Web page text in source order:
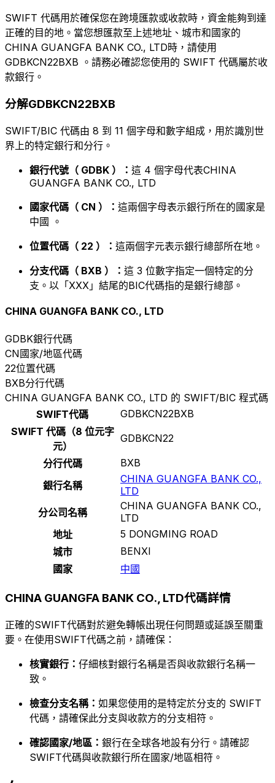
SWIFT 代碼用於確保您在跨境匯款或收款時，資金能夠到達
正確的目的地。當您想匯款至上述地址、城市和國家的
CHINA GUANGFA BANK CO., LTD時，請使用
GDBKCN22BXB 。請務必確認您使用的 SWIFT 代碼屬於收
款銀行。
分解GDBKCN22BXB
SWIFT/BIC 代碼由 8 到 11 個字母和數字組成，用於識別世
界上的特定銀行和分行。
銀行代號（ GDBK ）： 這 4 個字母代表CHINA
GUANGFA BANK CO., LTD
國家代碼（ CN ）： 這兩個字母表示銀行所在的國家是
中國 。
位置代碼（ 22 ）： 這兩個字元表示銀行總部所在地。
分支代碼（ BXB ）： 這 3 位數字指定一個特定的分
支。以「XXX」結尾的BIC代碼指的是銀行總部。
CHINA GUANGFA BANK CO., LTD
GDBK銀行代碼
CN國家/地區代碼
22位置代碼
BXB分行代碼
CHINA GUANGFA BANK CO., LTD 的 SWIFT/BIC 程式碼
SWIFT代碼
GDBKCN22BXB
SWIFT 代碼（8 位元字
元）
GDBKCN22
分行代碼
BXB
銀行名稱
CHINA GUANGFA BANK CO.,
LTD
分公司名稱
CHINA GUANGFA BANK CO.,
LTD
地址
5 DONGMING ROAD
城市
BENXI
國家
中國
CHINA GUANGFA BANK CO., LTD代碼詳情
正確的SWIFT代碼對於避免轉帳出現任何問題或延誤至關重
要。在使用SWIFT代碼之前，請確保：
核實銀行： 仔細核對銀行名稱是否與收款銀行名稱一
致。
檢查分支名稱： 如果您使用的是特定於分支的 SWIFT
代碼，請確保此分支與收款方的分支相符。
確認國家/地區： 銀行在全球各地設有分行。請確認
SWIFT代碼與收款銀行所在國家/地區相符。